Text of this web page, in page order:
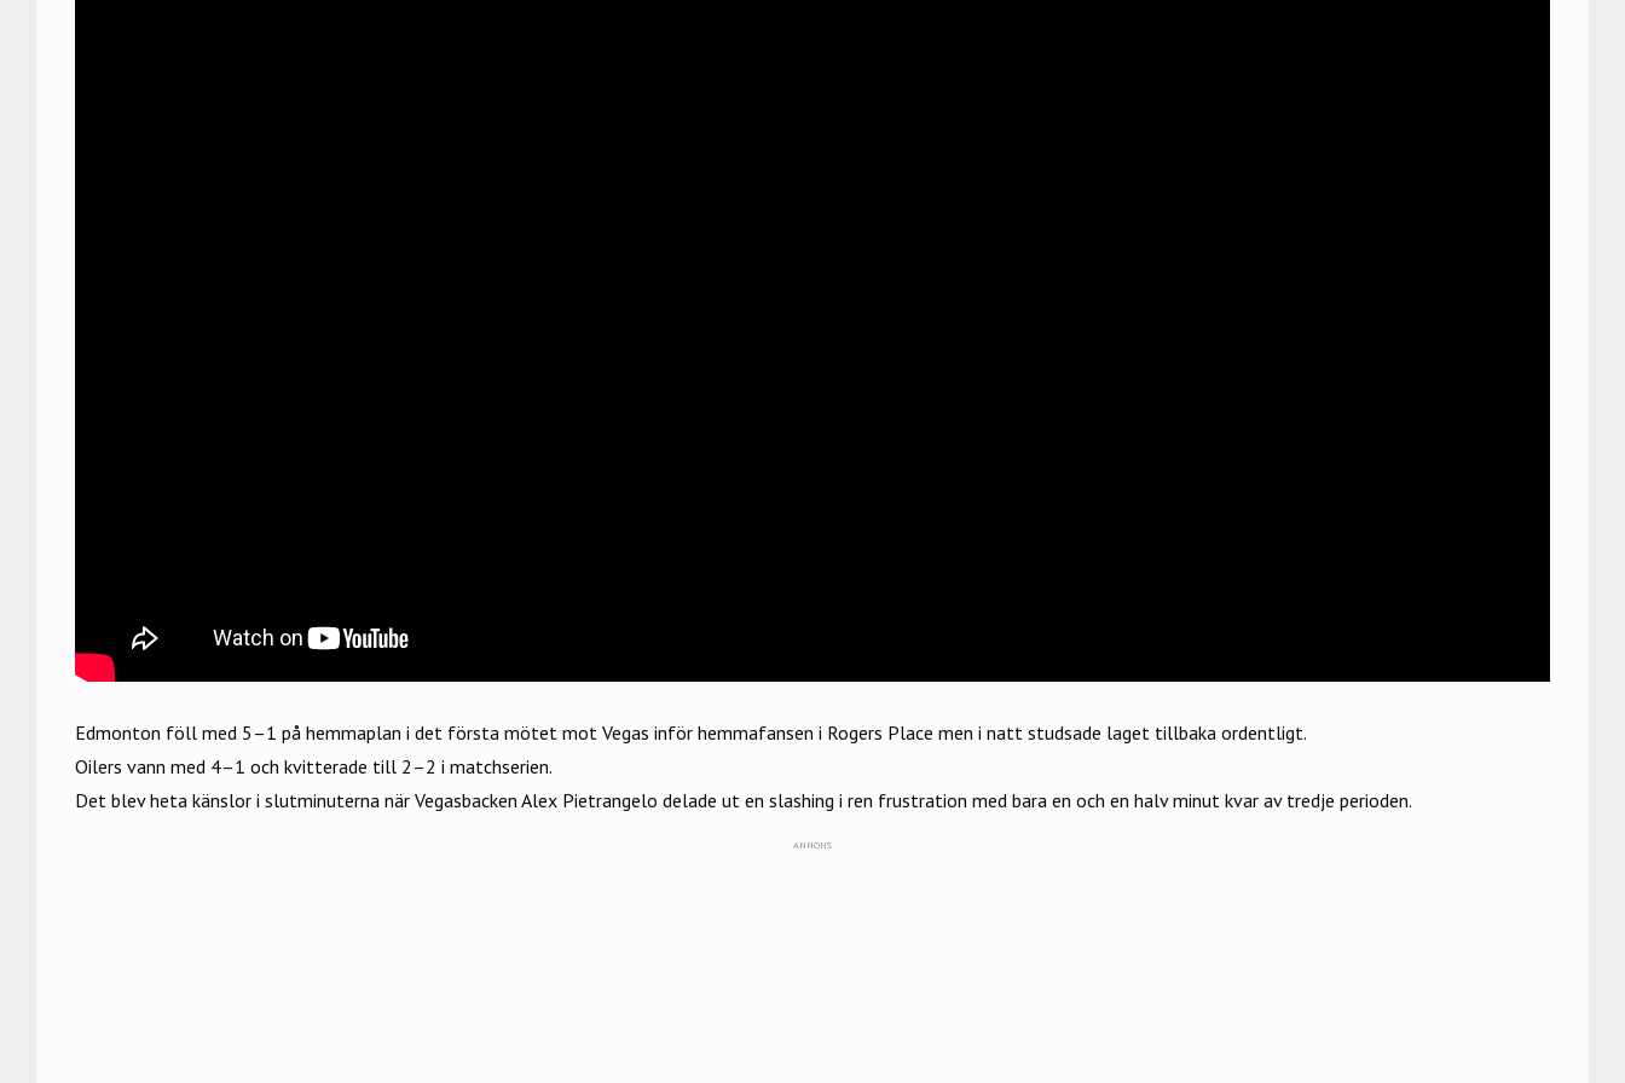
Edmonton föll med 5–1 på hemmaplan i det första mötet mot Vegas inför hemmafansen i Rogers Place men i natt studsade laget tillbaka ordentligt.
Oilers vann med 4–1 och kvitterade till 2–2 i matchserien.
Det blev heta känslor i slutminuterna när Vegasbacken Alex Pietrangelo delade ut en slashing i ren frustration med bara en och en halv minut kvar av tredje perioden.
ANNONS